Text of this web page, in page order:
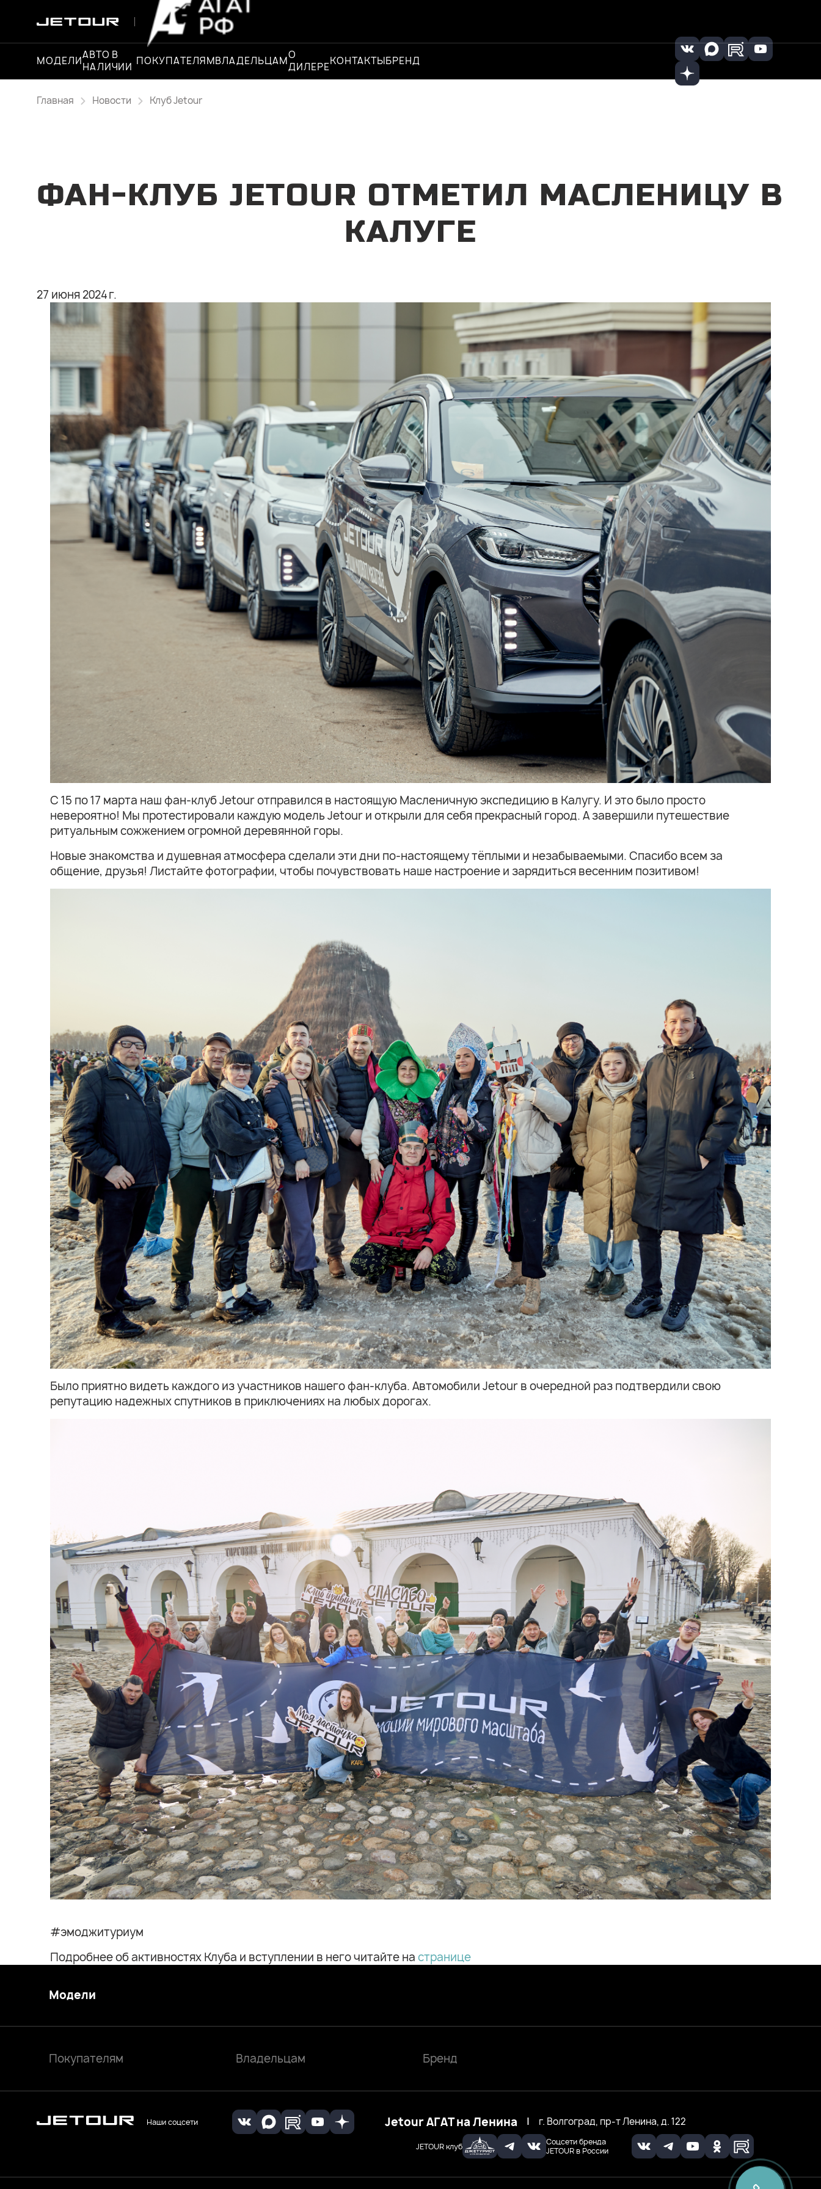
МОДЕЛИАВТО В
НАЛИЧИИ ПОКУПАТЕЛЯМВЛАДЕЛЬЦАМО
ДИЛЕРЕКОНТАКТЫБРЕНД
Главная Новости Клуб Jetour
ФАН-КЛУБ JETOUR ОТМЕТИЛ МАСЛЕНИЦУ В
КАЛУГЕ
27 июня 2024 г.
С 15 по 17 марта наш фан-клуб Jetour отправился в настоящую Масленичную экспедицию в Калугу. И это было просто
невероятно! Мы протестировали каждую модель Jetour и открыли для себя прекрасный город. А завершили путешествие
ритуальным сожжением огромной деревянной горы.
Новые знакомства и душевная атмосфера сделали эти дни по-настоящему тёплыми и незабываемыми. Спасибо всем за
общение, друзья! Листайте фотографии, чтобы почувствовать наше настроение и зарядиться весенним позитивом!
Было приятно видеть каждого из участников нашего фан-клуба. Автомобили Jetour в очередной раз подтвердили свою
репутацию надежных спутников в приключениях на любых дорогах.
#эмоджитуриум
Подробнее об активностях Клуба и вступлении в него читайте на странице
JETOUR клуб
Соцсети бренда
JETOUR в России
Наши соцсети Jetour АГАТ на Ленина | г. Волгоград, пр-т Ленина, д. 122
Модели
Покупателям Владельцам Бренд